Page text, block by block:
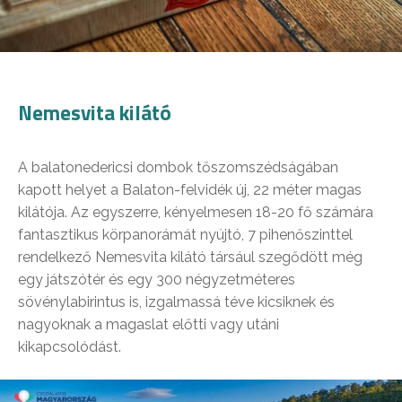
Nemesvita kilátó
A balatonedericsi dombok tőszomszédságában
kapott helyet a Balaton-felvidék új, 22 méter magas
kilátója. Az egyszerre, kényelmesen 18-20 fő számára
fantasztikus körpanorámát nyújtó, 7 pihenőszinttel
rendelkező Nemesvita kilátó társául szegődött még
egy játszótér és egy 300 négyzetméteres
sövénylabirintus is, izgalmassá téve kicsiknek és
nagyoknak a magaslat előtti vagy utáni
kikapcsolódást.